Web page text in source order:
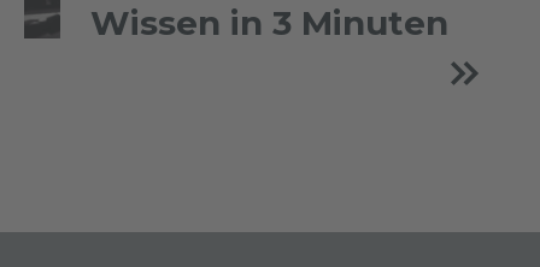
Wissen in 3 Minuten